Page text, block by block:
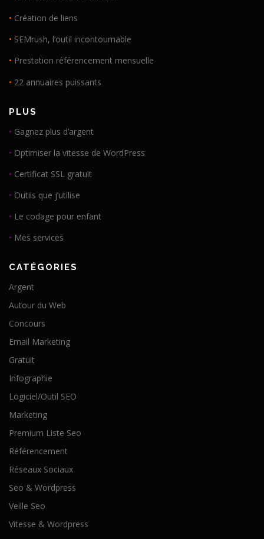
• Création de liens
• SEMrush, l’outil incontournable
• Prestation référencement mensuelle
• 22 annuaires puissants
PLUS
• Gagnez plus d’argent
• Optimiser la vitesse de WordPress
• Certificat SSL gratuit
• Outils que j’utilise
• Le codage pour enfant
• Mes services
CATÉGORIES
Argent
Autour du Web
Concours
Email Marketing
Gratuit
Infographie
Logiciel/Outil SEO
Marketing
Premium Liste Seo
Référencement
Réseaux Sociaux
Seo & Wordpress
Veille Seo
Vitesse & Wordpress